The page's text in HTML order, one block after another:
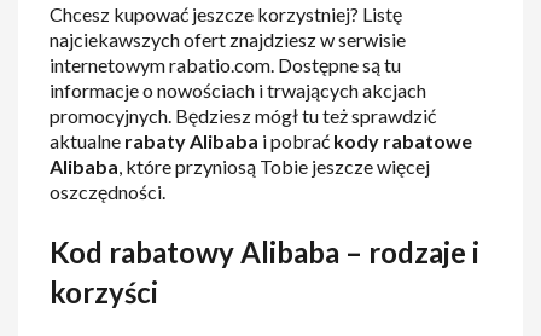
Chcesz kupować jeszcze korzystniej? Listę
najciekawszych ofert znajdziesz w serwisie
internetowym rabatio.com. Dostępne są tu
informacje o nowościach i trwających akcjach
promocyjnych. Będziesz mógł tu też sprawdzić
aktualne rabaty Alibaba i pobrać kody rabatowe
Alibaba , które przyniosą Tobie jeszcze więcej
oszczędności.
Kod rabatowy Alibaba – rodzaje i
korzyści